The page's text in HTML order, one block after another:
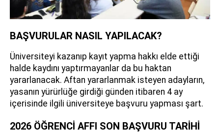
BAŞVURULAR NASIL YAPILACAK?
Üniversiteyi kazanıp kayıt yapma hakkı elde ettiği
halde kaydını yaptırmayanlar da bu haktan
yararlanacak. Aftan yararlanmak isteyen adayların,
yasanın yürürlüğe girdiği günden itibaren 4 ay
içerisinde ilgili üniversiteye başvuru yapması şart.
2026 ÖĞRENCİ AFFI SON BAŞVURU TARİHİ